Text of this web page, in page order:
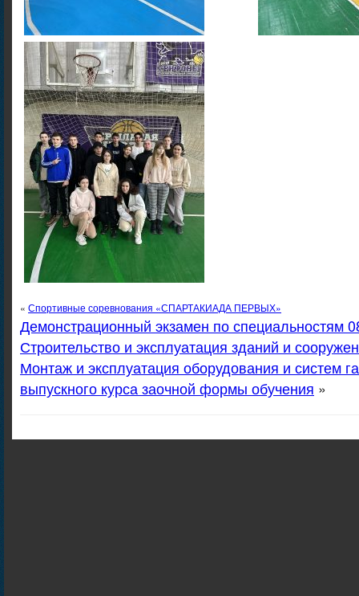
« Спортивные соревнования «СПАРТАКИАДА ПЕРВЫХ»
Демонстрационный экзамен по специальностям
Строительство и эксплуатация зданий и
Монтаж и эксплуатация оборудования и систем
выпускного курса заочной формы обучения »